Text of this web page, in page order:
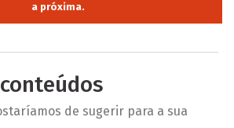
a próxima.
de sugerir para a sua